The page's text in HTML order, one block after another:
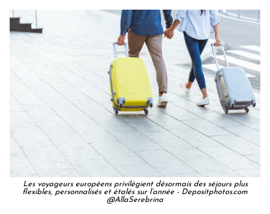
Les voyageurs européens privilégient désormais des séjours plus
flexibles, personnalisés et étalés sur l’année - Depositphotos.com
@AllaSerebrina